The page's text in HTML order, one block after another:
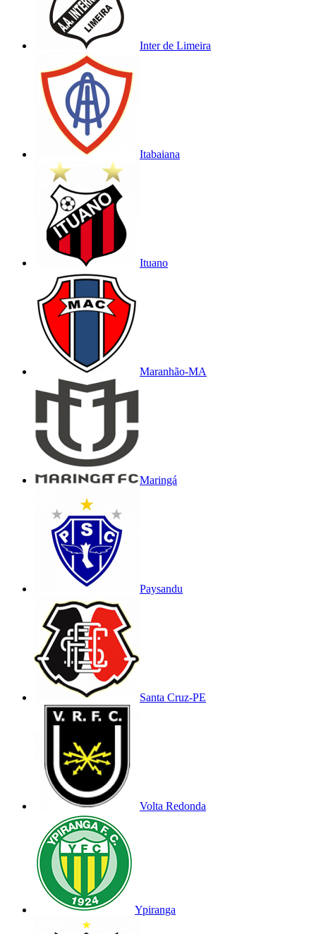
Inter de Limeira
Itabaiana
Ituano
Maranhão-MA
Maringá
Paysandu
Santa Cruz-PE
Volta Redonda
Ypiranga